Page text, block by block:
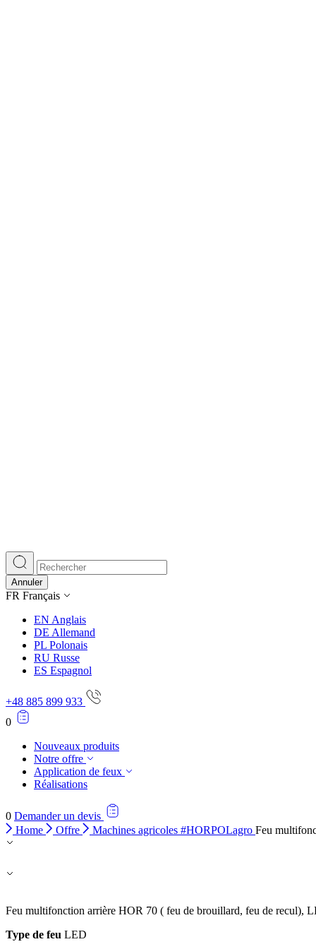
Annuler
FR Français
EN Anglais
DE Allemand
PL Polonais
RU Russe
ES Espagnol
+48 885 899 933
0
Nouveaux produits
Notre offre
Application de feux
Réalisations
0 Demander un devis
Home
Offre Machines agricoles #HORPOLagro Feu
Feu multifonction arrière HOR 70 ( feu de brouillard, feu de recul),
Type de feu LED